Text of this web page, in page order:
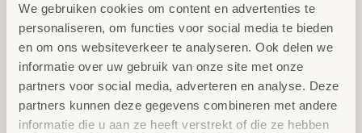
We gebruiken cookies om content en advertenties te
personaliseren, om functies voor social media te bieden
en om ons websiteverkeer te analyseren. Ook delen we
informatie over uw gebruik van onze site met onze
partners voor social media, adverteren en analyse. Deze
partners kunnen deze gegevens combineren met andere
informatie die u aan ze heeft verstrekt of die ze hebben